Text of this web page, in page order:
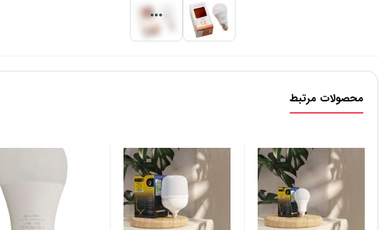
محصولات مرتبط